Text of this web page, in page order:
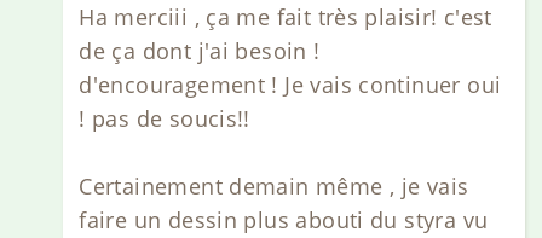
Ha merciii , ça me fait très plaisir! c'est
de ça dont j'ai besoin !
d'encouragement ! Je vais continuer oui
! pas de soucis!!
Certainement demain même , je vais
faire un dessin plus abouti du styra vu